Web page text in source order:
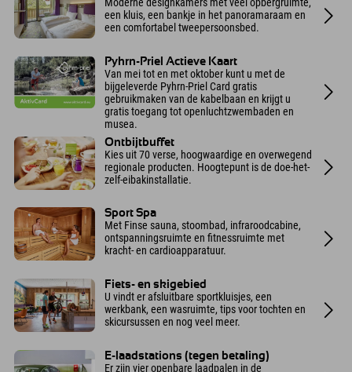
Moderne designkamers met veel opbergruimte,
een kluis, een bankje in het panoramaraam en
een comfortabel tweepersoonsbed.
Pyhrn-Priel Actieve Kaart
Van mei tot en met oktober kunt u met de
bijgeleverde Pyhrn-Priel Card gratis
gebruikmaken van de kabelbaan en krijgt u
gratis toegang tot openluchtzwembaden en
musea.
Ontbijtbuffet
Kies uit 70 verse, hoogwaardige en overwegend
regionale producten. Hoogtepunt is de doe-het-
zelf-eibakinstallatie.
Sport Spa
Met Finse sauna, stoombad, infraroodcabine,
ontspanningsruimte en fitnessruimte met
kracht- en cardioapparatuur.
Fiets- en skigebied
U vindt er afsluitbare sportkluisjes, een
werkbank, een wasruimte, tips voor tochten en
skicursussen en nog veel meer.
E-laadstations (tegen betaling)
Er zijn vier openbare laadpalen in de